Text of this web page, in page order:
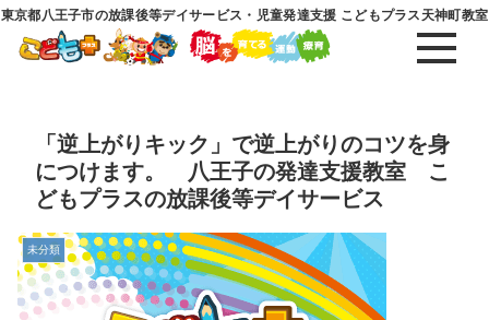
東京都八王子市の放課後等デイサービス・児童発達支援 こどもプラス天神町教室
「逆上がりキック」で逆上がりのコツを身
につけます。 八王子の発達支援教室 こ
どもプラスの放課後等デイサービス
未分類